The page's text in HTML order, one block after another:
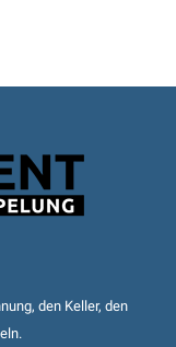
den Keller, den